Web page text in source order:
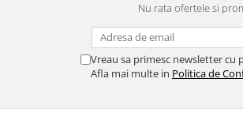
Nu rata ofertele si
Vreau sa primesc newsletter cu
Afla mai multe in Politica de